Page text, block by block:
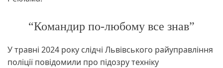
“Командир по-любому все знав”
У травні 2024 року слідчі Львівського райуправління
поліції повідомили про підозру техніку